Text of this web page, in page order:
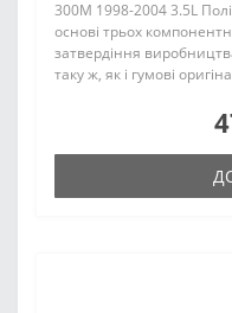
300M 1998-2004 3.5L
основі трьох
затвердіння
таку ж, як і гумові